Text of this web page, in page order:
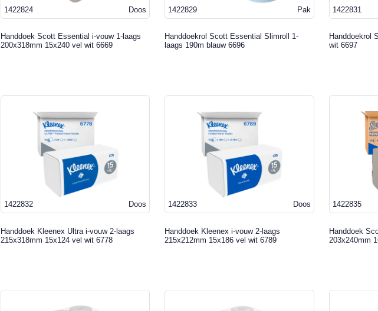
Doos
1422824
Handdoek Scott Essential i-vouw 1-laags
200x318mm 15x240 vel wit 6669
Pak
1422829
Handdoekrol Scott Essential Slimroll 1-
laags 190m blauw 6696
1422831
Handdoekrol
wit 6697
Doos
1422832
Handdoek Kleenex Ultra i-vouw 2-laags
215x318mm 15x124 vel wit 6778
Doos
1422833
Handdoek Kleenex i-vouw 2-laags
215x212mm 15x186 vel wit 6789
1422835
Handdoek
203x240mm